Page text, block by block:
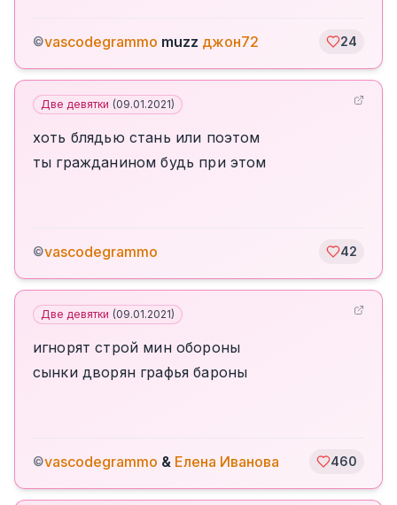
©vascodegrammo muzz джон72 24
Две девятки (09.01.2021)
хоть блядью стань или поэтом
ты гражданином будь при этом
©vascodegrammo 42
Две девятки (09.01.2021)
игнорят строй мин обороны
сынки дворян графья бароны
©vascodegrammo & Елена Иванова 460